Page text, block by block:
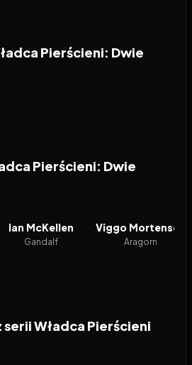
Pierścieni: Dwie
Pierścieni: Dwie
Ian McKellen
Gandalf
Viggo Mortensen
Aragorn
serii Władca Pierścieni